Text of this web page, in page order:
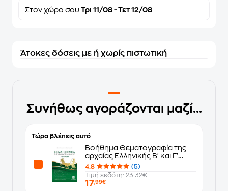
Στον χώρο σου Τρι 11/08 - Τετ 12/08
Άτοκες δόσεις με ή χωρίς πιστωτική
Συνήθως αγοράζονται μαζί...
Τώρα βλέπεις αυτό
Βοήθημα Θεματογραφία της
αρχαίας Ελληνικής Β' και Γ'
Λυκείου
4.8
(5)
Τιμή εκδότη: 23.32€
17,99€